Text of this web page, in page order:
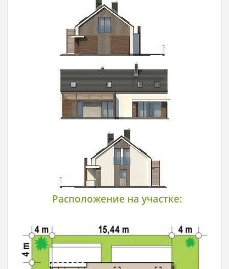
Расположение на участке: